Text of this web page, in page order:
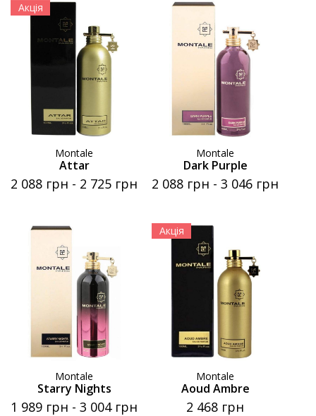
Акція
Montale
Attar
2 088 грн - 2 725 грн
Montale
Dark Purple
2 088 грн - 3 046 грн
Montale
Starry Nights
1 989 грн - 3 004 грн
Акція
Montale
Aoud Ambre
2 468 грн